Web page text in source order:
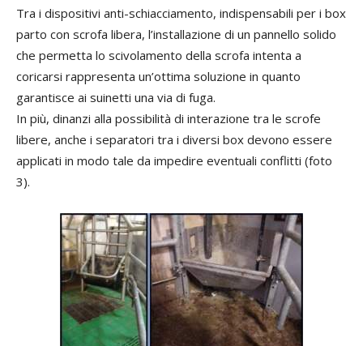
Tra i dispositivi anti-schiacciamento, indispensabili per i box
parto con scrofa libera, l’installazione di un pannello solido
che permetta lo scivolamento della scrofa intenta a
coricarsi rappresenta un’ottima soluzione in quanto
garantisce ai suinetti una via di fuga.
In più, dinanzi alla possibilità di interazione tra le scrofe
libere, anche i separatori tra i diversi box devono essere
applicati in modo tale da impedire eventuali conflitti (foto
3).